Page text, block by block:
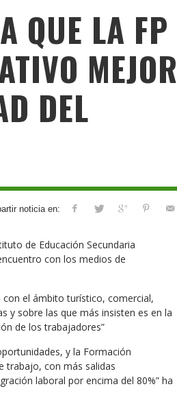
QUE LA FP
MEJOR
DEL
noticia en:
de Educación Secundaria
con los medios de
con el ámbito turístico, comercial,
y sobre las que más insisten es en la
de los trabajadores”
y la Formación
trabajo, con más salidas
laboral por encima del 80%” ha